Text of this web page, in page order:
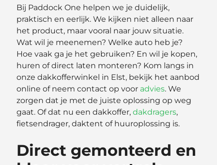
Bij Paddock One helpen we je duidelijk,
praktisch en eerlijk. We kijken niet alleen naar
het product, maar vooral naar jouw situatie.
Wat wil je meenemen? Welke auto heb je?
Hoe vaak ga je het gebruiken? En wil je kopen,
huren of direct laten monteren? Kom langs in
onze dakkofferwinkel in Elst, bekijk het aanbod
online of neem contact op voor advies. We
zorgen dat je met de juiste oplossing op weg
gaat. Of dat nu een dakkoffer,dakdragers,
fietsendrager, daktent of huuroplossing is.
Direct gemonteerd en